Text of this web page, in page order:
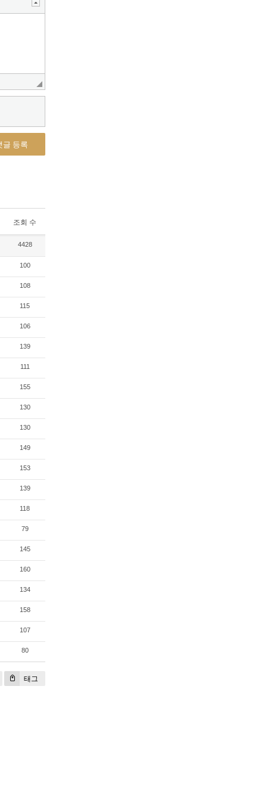
글 등록
조회 수
4428
100
108
115
106
139
111
155
130
130
149
153
139
118
79
145
160
134
158
107
80
태그